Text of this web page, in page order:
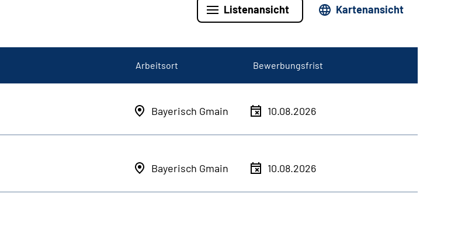
Listenansicht Kartenansicht
Arbeitsort Bewerbungsfrist
Bayerisch Gmain 10.08.2026
Bayerisch Gmain 10.08.2026